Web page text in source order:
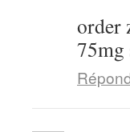
order
75mg